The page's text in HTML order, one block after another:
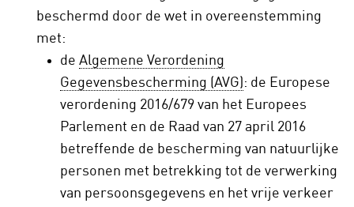
beschermd door de wet in overeenstemming
met:
de Algemene Verordening
Gegevensbescherming (AVG) : de Europese
verordening 2016/679 van het Europees
Parlement en de Raad van 27 april 2016
betreffende de bescherming van natuurlijke
personen met betrekking tot de verwerking
van persoonsgegevens en het vrije verkeer